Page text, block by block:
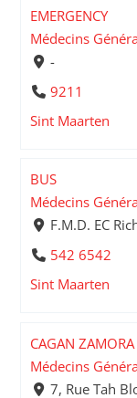
EMERGENCY
Médecins
-
9211
Sint Maarten
BUS
Médecins
F.M.D. EC
542 6542
Sint Maarten
CAGAN
Médecins
7, Rue Tah